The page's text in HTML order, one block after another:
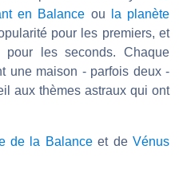
en Balance ou
la planète
pour les premiers, et
les seconds. Chaque
une maison - parfois deux -
aux thèmes astraux qui ont
de la Balanceet deVénus